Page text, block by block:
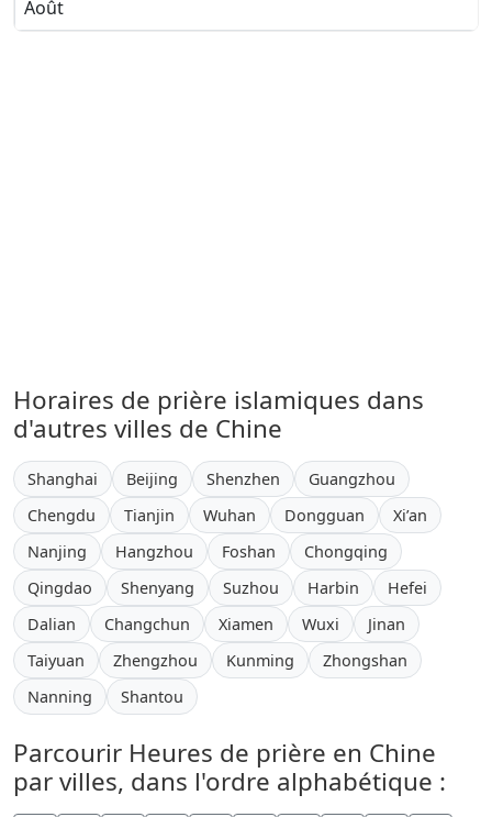
Août
Horaires de prière islamiques dans
d'autres villes de Chine
Shanghai Beijing Shenzhen
Guangzhou
Chengdu
Tianjin Wuhan Dongguan
Xi’an
Nanjing
Hangzhou Foshan
Chongqing
Qingdao
Shenyang Suzhou Harbin
Hefei
Dalian
Changchun Xiamen Wuxi
Jinan
Taiyuan
Zhengzhou Kunming
Zhongshan
Nanning
Shantou
Parcourir Heures de prière en Chine
par villes, dans l'ordre alphabétique :